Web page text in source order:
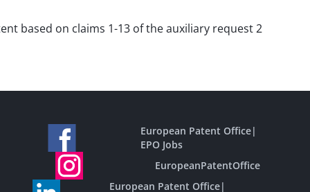
based on claims 1-13 of the auxiliary request 2
European Patent Office|
EPO Jobs
EuropeanPatentOffice
European Patent Office|